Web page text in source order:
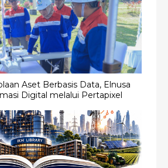
Aset Berbasis Data, Elnusa
Digital melalui Pertapixel